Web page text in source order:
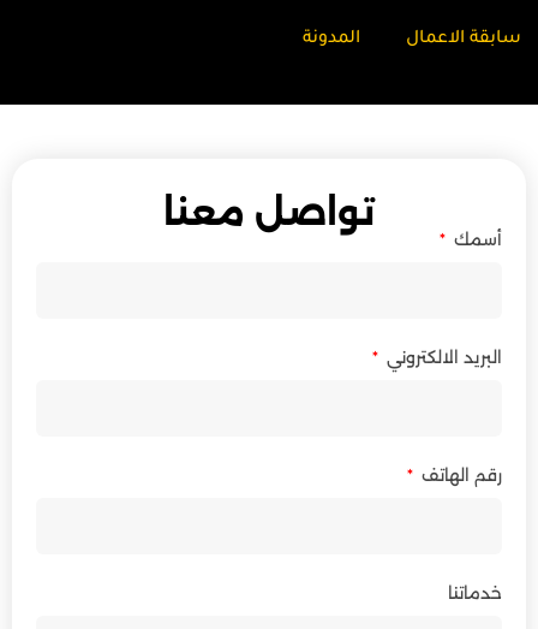
سابقة الاعمال المدونة
تواصل معنا
أسمك
البريد الالكتروني
رقم الهاتف
خدماتنا